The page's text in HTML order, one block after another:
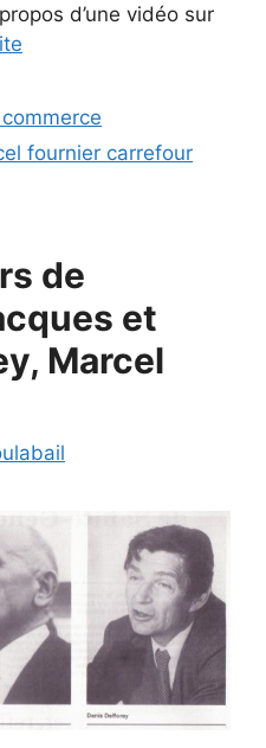
d’une vidéo sur
fournier carrefour
de
et
Marcel